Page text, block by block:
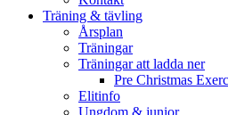
Träning & tävling
Årsplan
Träningar
Träningar att ladda ner
Pre Christmas
Elitinfo
Ungdom & junior